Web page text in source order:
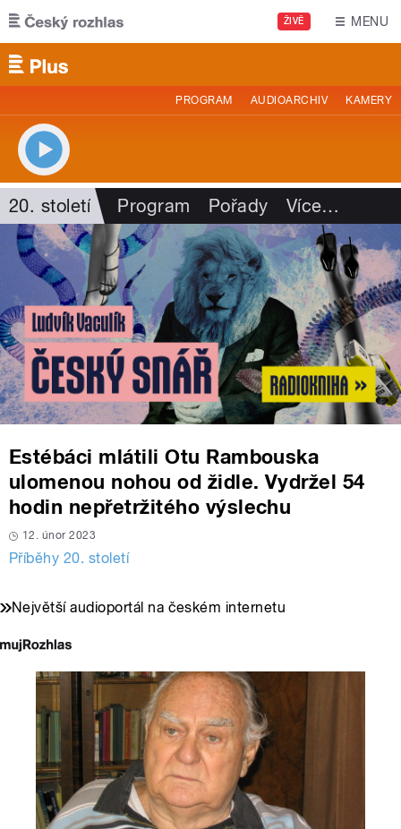
Přejít k hlavnímu obsahu
ŽIVĚ MENU
PROGRAM AUDIOARCHIV KAMERY
20. století Program Pořady Více…
Estébáci mlátili Otu Rambouska
ulomenou nohou od židle. Vydržel 54
hodin nepřetržitého výslechu
12. únor 2023
Příběhy 20. století
Největší audioportál na českém internetu